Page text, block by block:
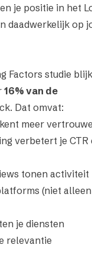
je positie in het
daadwerkelijk op
Factors studie
16% van de
Dat omvat:
meer
verbetert je CTR
tonen activiteit
(niet alleen
je diensten
relevantie